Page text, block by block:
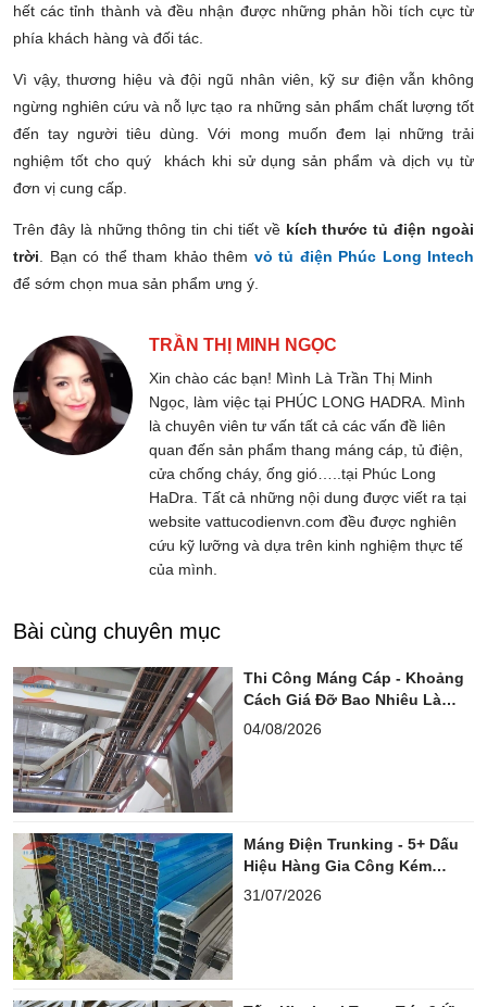
hết các tỉnh thành và đều nhận được những phản hồi tích cực từ
phía khách hàng và đối tác.
Vì vậy, thương hiệu và đội ngũ nhân viên, kỹ sư điện vẫn không
ngừng nghiên cứu và nỗ lực tạo ra những sản phẩm chất lượng tốt
đến tay người tiêu dùng. Với mong muốn đem lại những trải
nghiệm tốt cho quý khách khi sử dụng sản phẩm và dịch vụ từ
đơn vị cung cấp.
Trên đây là những thông tin chi tiết về kích thước tủ điện ngoài
trời . Bạn có thể tham khảo thêm vỏ tủ điện Phúc Long Intech
để sớm chọn mua sản phẩm ưng ý.
TRẦN THỊ MINH NGỌC
Xin chào các bạn! Mình Là Trần Thị Minh
Ngọc, làm việc tại PHÚC LONG HADRA. Mình
là chuyên viên tư vấn tất cả các vấn đề liên
quan đến sản phẩm thang máng cáp, tủ điện,
cửa chống cháy, ống gió…..tại Phúc Long
HaDra. Tất cả những nội dung được viết ra tại
website vattucodienvn.com đều được nghiên
cứu kỹ lưỡng và dựa trên kinh nghiệm thực tế
của mình.
Bài cùng chuyên mục
Thi Công Máng Cáp - Khoảng
Cách Giá Đỡ Bao Nhiêu Là
Chuẩn?
04/08/2026
Máng Điện Trunking - 5+ Dấu
Hiệu Hàng Gia Công Kém
Chuẩn
31/07/2026